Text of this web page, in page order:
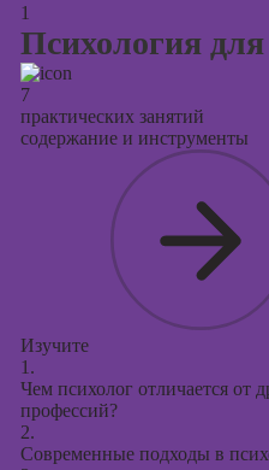
1
Психология
7
практических занятий
содержание и инструменты
Изучите
1.
Чем психолог отличается от
профессий?
2.
Современные подходы в